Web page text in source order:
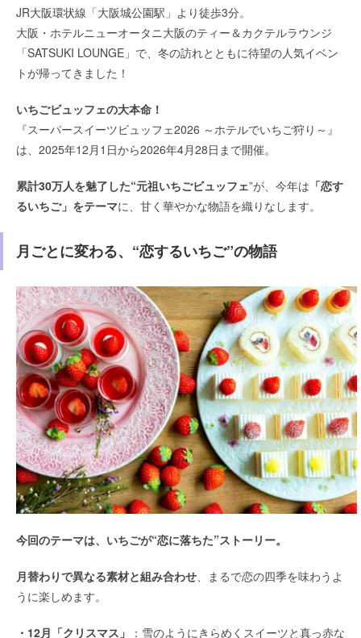
JR大阪環状線「大阪城公園駅」より徒歩3分。
大阪・ホテルニューオータニ大阪のティー＆カクテルラウンジ
「SATSUKI LOUNGE」で、冬の訪れとともに待望の人気イベン
トが帰ってきました！
いちごビュッフェの大本命！
『スーパースイーツビュッフェ2026 ～ホテルでいちご狩り～』
は、2025年12月1日から2026年4月28日まで開催。
累計30万人を魅了した“元祖いちごビュッフェ”が、今年は 「恋す
るいちご」をテーマに、甘く華やかな物語を織りなします。
月ごとに変わる、“恋するいちご”の物語
今回のテーマは、いちごが“恋に落ちた”ストーリー。
月替わりで異なる素材と組み合わせ、まるで恋の四季を味わうよ
うに楽しめます。
・12月「クリスマス」 ：雪のようにきらめくスイーツと真っ赤な